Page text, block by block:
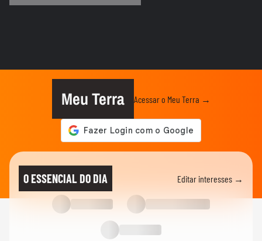
A Grande Rio perdeu ponto por fantasia
de Virginia? Veja o que...
Professor acusa PMs de abordagem
violenta e homofóbica no carnaval...
Apuração do carnaval do Rio de Janeiro
Meu Terra Acessar o Meu Terra →
O ESSENCIAL DO DIA Editar interesses →